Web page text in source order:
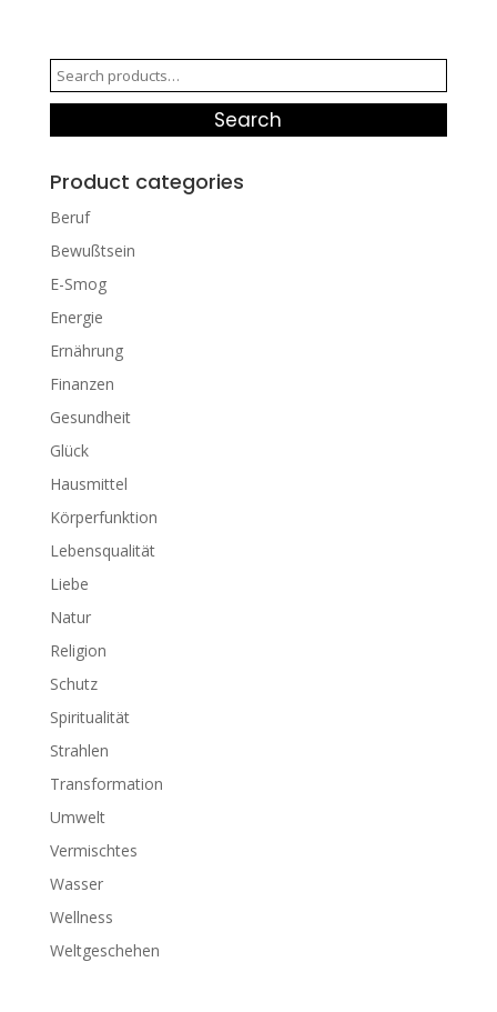
Search
for:
Search
Product categories
Beruf
Bewußtsein
E-Smog
Energie
Ernährung
Finanzen
Gesundheit
Glück
Hausmittel
Körperfunktion
Lebensqualität
Liebe
Natur
Religion
Schutz
Spiritualität
Strahlen
Transformation
Umwelt
Vermischtes
Wasser
Wellness
Weltgeschehen